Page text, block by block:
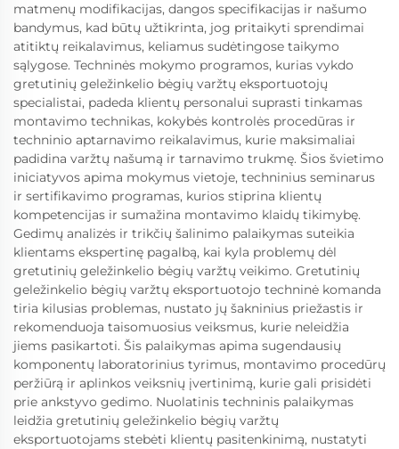
matmenų modifikacijas, dangos specifikacijas ir našumo
bandymus, kad būtų užtikrinta, jog pritaikyti sprendimai
atitiktų reikalavimus, keliamus sudėtingose taikymo
sąlygose. Techninės mokymo programos, kurias vykdo
gretutinių geležinkelio bėgių varžtų eksportuotojų
specialistai, padeda klientų personalui suprasti tinkamas
montavimo technikas, kokybės kontrolės procedūras ir
techninio aptarnavimo reikalavimus, kurie maksimaliai
padidina varžtų našumą ir tarnavimo trukmę. Šios švietimo
iniciatyvos apima mokymus vietoje, techninius seminarus
ir sertifikavimo programas, kurios stiprina klientų
kompetencijas ir sumažina montavimo klaidų tikimybę.
Gedimų analizės ir trikčių šalinimo palaikymas suteikia
klientams ekspertinę pagalbą, kai kyla problemų dėl
gretutinių geležinkelio bėgių varžtų veikimo. Gretutinių
geležinkelio bėgių varžtų eksportuotojo techninė komanda
tiria kilusias problemas, nustato jų šakninius priežastis ir
rekomenduoja taisomuosius veiksmus, kurie neleidžia
jiems pasikartoti. Šis palaikymas apima sugendausių
komponentų laboratorinius tyrimus, montavimo procedūrų
peržiūrą ir aplinkos veiksnių įvertinimą, kurie gali prisidėti
prie ankstyvo gedimo. Nuolatinis techninis palaikymas
leidžia gretutinių geležinkelio bėgių varžtų
eksportuotojams stebėti klientų pasitenkinimą, nustatyti